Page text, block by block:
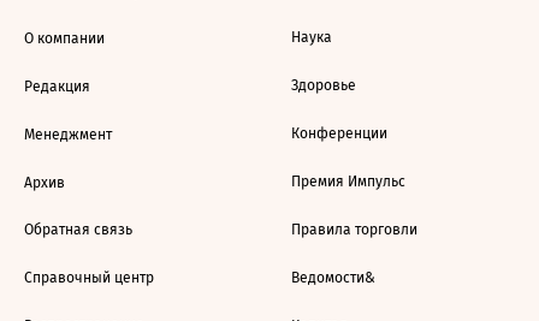
О компании
Редакция
Менеджмент
Архив
Обратная связь
Справочный центр
Наука
Здоровье
Конференции
Премия Импульс
Правила торговли
Ведомости&